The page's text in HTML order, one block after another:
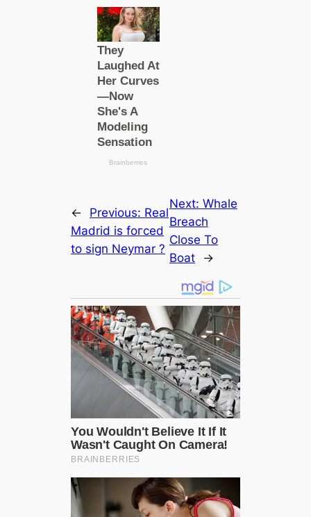
← Previous: Real
Madrid is foгсed
to sign Neymar ?
Next: Whale
Breach
Close To
Boat
→